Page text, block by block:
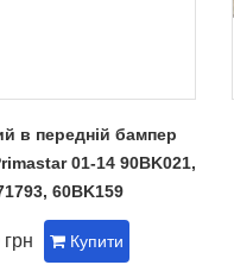
в передній бампер
01-14 90BK021,
60BK159
Купити